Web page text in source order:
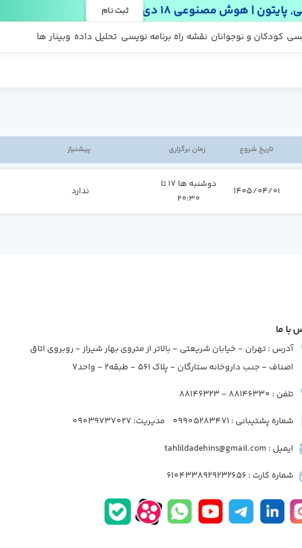
| هوش مصنوعی 18 دی ثبت نام
کودکان و نوجوانان نقشه راه برنامه نویسی تحلیل داده وبینار ها
تاریخ شروع زمان برگزاری پیشنیاز
1405/04/01
دوشنبه ها 17 تا
20:30
ندارد
با ما
آدرس : تهران - خیابان شریعتی - بالاتر از متروی بهار شیراز - روبروی اتاق
اصناف - جنب داروخانه ستارگان - پلاک 561 - طبقه2 - واحد7
تلفن : 88146330 - 88146323
شماره پشتیبانی : 09905283471 مدیریت: 09039737027
ایمیل : tahlildadehins@gmail.com
شماره کارت : 6104338929232656